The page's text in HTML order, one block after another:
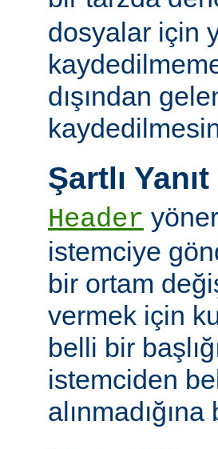
dosyalar için
dışından
Şartlı
Header
istemciye
bir ortam
vermek için
belli bir
istemciden